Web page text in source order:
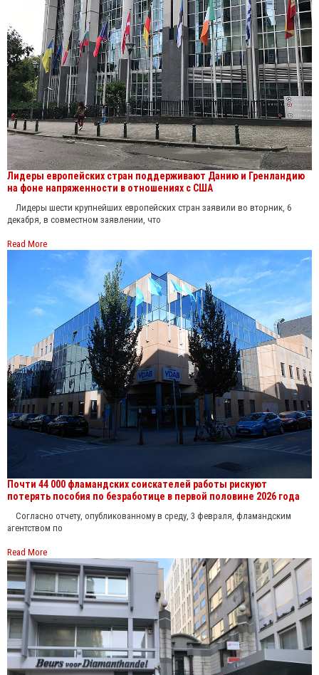
Лидеры европейских стран поддерживают Данию и Гренландию
на фоне напряженности в отношениях с США
Лидеры шести крупнейших европейских стран заявили во вторник, 6
декабря, в совместном заявлении, что
Read More
Почти 44 000 фламандских соискателей работы рискуют
потерять пособия по безработице в первой половине 2026 года
Согласно отчету, опубликованному в среду, 3 февраля, фламандским
агентством по
Read More